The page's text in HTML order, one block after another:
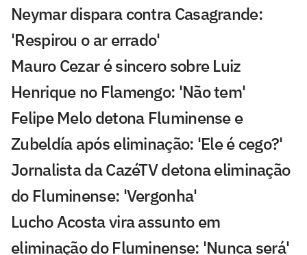
Neymar dispara contra Casagrande:
'Respirou o ar errado'
Mauro Cezar é sincero sobre Luiz
Henrique no Flamengo: 'Não tem'
Felipe Melo detona Fluminense e
Zubeldía após eliminação: 'Ele é cego?'
Jornalista da CazéTV detona eliminação
do Fluminense: 'Vergonha'
Lucho Acosta vira assunto em
eliminação do Fluminense: 'Nunca será'